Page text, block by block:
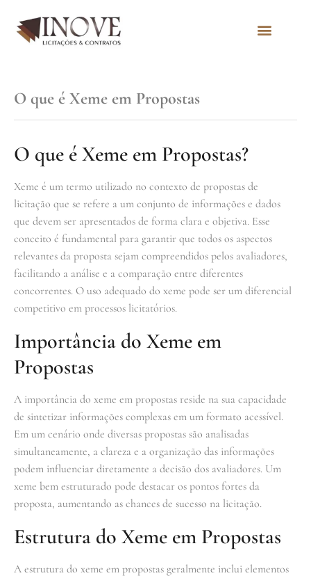
O que é Xeme em Propostas
O que é Xeme em Propostas?
Xeme é um termo utilizado no contexto de propostas de
licitação que se refere a um conjunto de informações e dados
que devem ser apresentados de forma clara e objetiva. Esse
conceito é fundamental para garantir que todos os aspectos
relevantes da proposta sejam compreendidos pelos avaliadores,
facilitando a análise e a comparação entre diferentes
concorrentes. O uso adequado do xeme pode ser um diferencial
competitivo em processos licitatórios.
Importância do Xeme em
Propostas
A importância do xeme em propostas reside na sua capacidade
de sintetizar informações complexas em um formato acessível.
Em um cenário onde diversas propostas são analisadas
simultaneamente, a clareza e a organização das informações
podem influenciar diretamente a decisão dos avaliadores. Um
xeme bem estruturado pode destacar os pontos fortes da
proposta, aumentando as chances de sucesso na licitação.
Estrutura do Xeme em Propostas
A estrutura do xeme em propostas geralmente inclui elementos